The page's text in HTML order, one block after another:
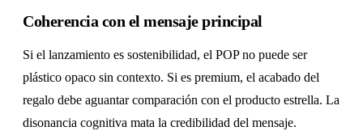
Coherencia con el mensaje principal
Si el lanzamiento es sostenibilidad, el POP no puede ser
plástico opaco sin contexto. Si es premium, el acabado del
regalo debe aguantar comparación con el producto estrella. La
disonancia cognitiva mata la credibilidad del mensaje.